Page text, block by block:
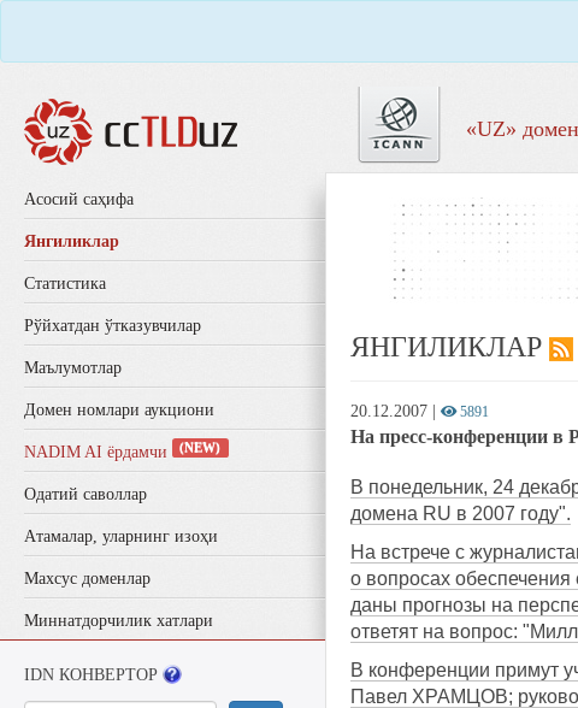
«UZ»
Aсосий саҳифа
Янгиликлар
Статистика
Рўйхатдан ўтказувчилар
Маълумотлар
Домен номлари аукциони
NADIM AI ёрдамчи (NEW)
Одатий саволлар
Aтамалар, уларнинг изоҳи
Махсус доменлар
Миннатдорчилик хатлари
IDN КОНВЕРТОР
ЯНГИЛИКЛАР
20.12.2007 5891
На пресс-конференции в
В понедельник, 24
домена RU в 2007 году".
На встрече с
о вопросах обеспечения
даны прогнозы на
ответят на вопрос:
В конференции примут
Павел ХРАМЦОВ;